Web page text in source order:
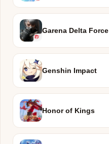
Garena Delta Force
Genshin Impact
Honor of Kings